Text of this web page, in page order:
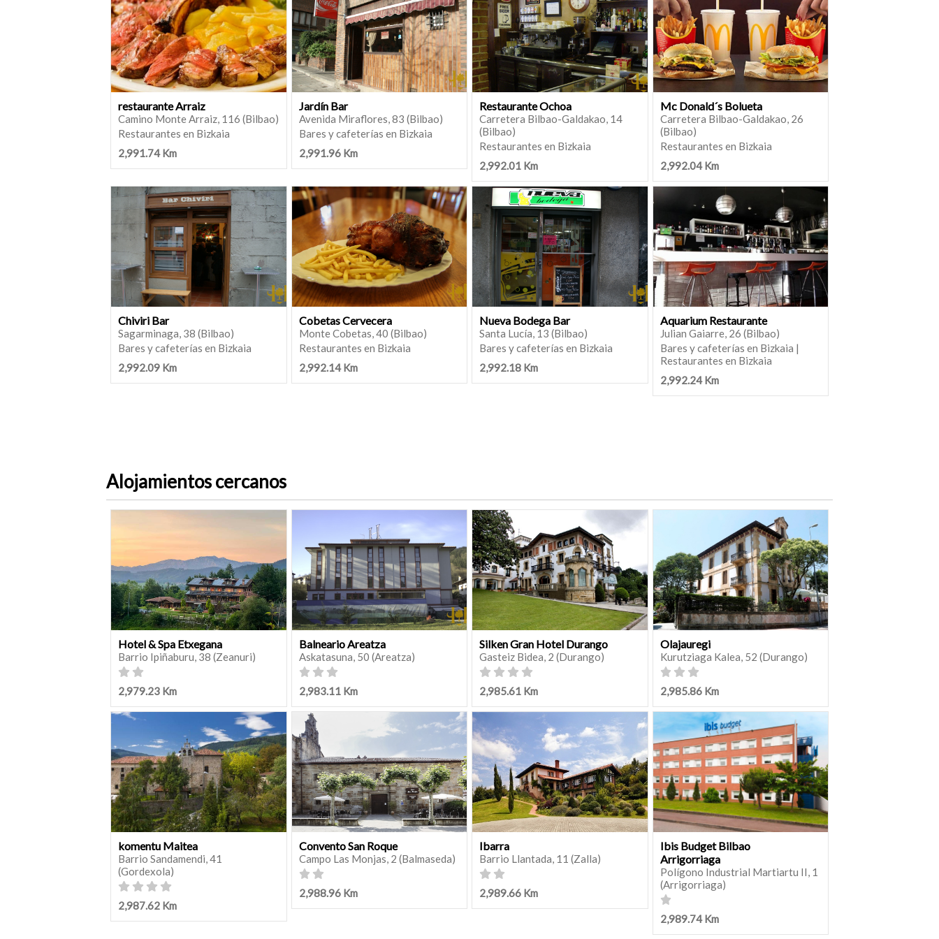
restaurante Arraiz
Camino Monte Arraiz, 116 (Bilbao)
Restaurantes en Bizkaia
2,991.74 Km
Jardín Bar
Avenida Miraflores, 83 (Bilbao)
Bares y cafeterías en Bizkaia
2,991.96 Km
Restaurante Ochoa
Carretera Bilbao-Galdakao, 14
(Bilbao)
Restaurantes en Bizkaia
2,992.01 Km
Mc Donald´s Bolueta
Carretera Bilbao-Galdakao, 26
(Bilbao)
Restaurantes en Bizkaia
2,992.04 Km
Chiviri Bar
Sagarminaga, 38 (Bilbao)
Bares y cafeterías en Bizkaia
2,992.09 Km
Cobetas Cervecera
Monte Cobetas, 40 (Bilbao)
Restaurantes en Bizkaia
2,992.14 Km
Nueva Bodega Bar
Santa Lucía, 13 (Bilbao)
Bares y cafeterías en Bizkaia
2,992.18 Km
Aquarium Restaurante
Julian Gaiarre, 26 (Bilbao)
Bares y cafeterías en Bizkaia |
Restaurantes en Bizkaia
2,992.24 Km
Alojamientos cercanos
Hotel & Spa Etxegana
Barrio Ipiñaburu, 38 (Zeanuri)
2,979.23 Km
Balneario Areatza
Askatasuna, 50 (Areatza)
2,983.11 Km
Silken Gran Hotel Durango
Gasteiz Bidea, 2 (Durango)
2,985.61 Km
Olajauregi
Kurutziaga Kalea, 52 (Durango)
2,985.86 Km
komentu Maitea
Barrio Sandamendi, 41
(Gordexola)
2,987.62 Km
Convento San Roque
Campo Las Monjas, 2 (Balmaseda)
2,988.96 Km
Ibarra
Barrio Llantada, 11 (Zalla)
2,989.66 Km
Ibis Budget Bilbao
Arrigorriaga
Polígono Industrial Martiartu II, 1
(Arrigorriaga)
2,989.74 Km